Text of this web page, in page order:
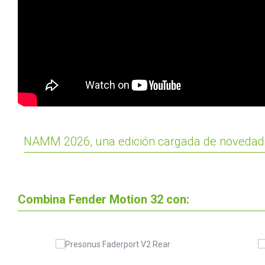
NAMM 2026, una edición cargada de
Combina Fender Motion 32 con: